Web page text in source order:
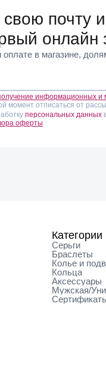
почту
онлайн
оплате в магазине,
информационных и
момент отписаться от
персональных данных
оферты
Категории
Серьги
Браслеты
Колье и
Кольца
Аксессуары
Мужская/